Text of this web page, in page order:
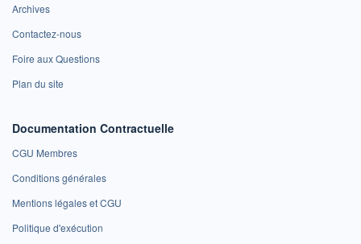
Archives
Contactez-nous
Foire aux Questions
Plan du site
Documentation Contractuelle
CGU Membres
Conditions générales
Mentions légales et CGU
Politique d'exécution